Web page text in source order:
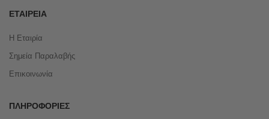
ΕΤΑΙΡΕΊΑ
Η Εταιρία
Σημεία Παραλαβής
Επικοινωνία
ΠΛΗΡΟΦΟΡΊΕΣ